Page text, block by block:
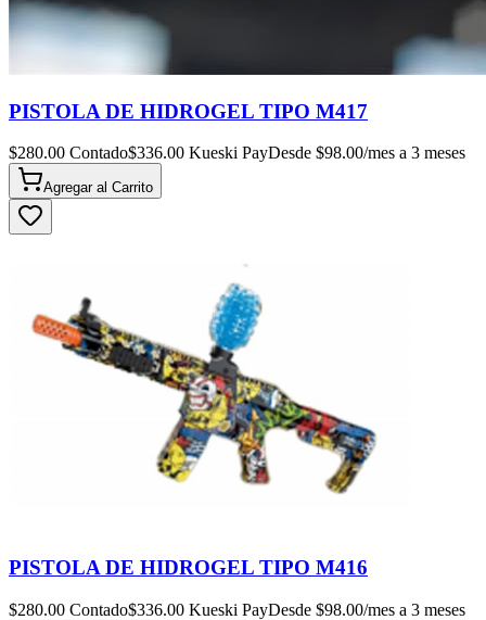
PISTOLA DE HIDROGEL TIPO M417
$280.00 Contado$336.00 Kueski PayDesde $98.00/mes a 3 meses
Agregar al Carrito
PISTOLA DE HIDROGEL TIPO M416
$280.00 Contado$336.00 Kueski PayDesde $98.00/mes a 3 meses